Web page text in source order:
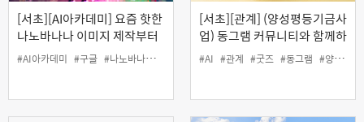
[서초][AI아카데미] 요즘 핫한
나노바나나 이미지 제작부터
생성형 AI 영상 만들기까지
#AI아카데미 #구글 #나노바나나 #생성형AI #여가
[서초][관계] (양성평등기금사
업) 동그램 커뮤니티와 함께하
는 '굿즈 제작 전문가 과정'
#AI #관계 #굿즈 #동그램 #양성평등